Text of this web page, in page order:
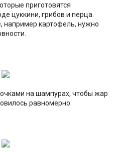
приготовятся
цуккини, грибов и перца.
картофель, нужно
на шампурах, чтобы жар
равномерно.